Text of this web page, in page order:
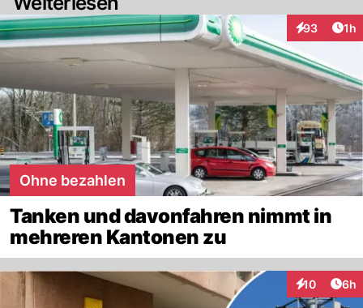
93
Interaktionen
1h
Ohne bezahlen
Tanken und davonfahren nimmt in
mehreren Kantonen zu
10
Interaktionen
6h